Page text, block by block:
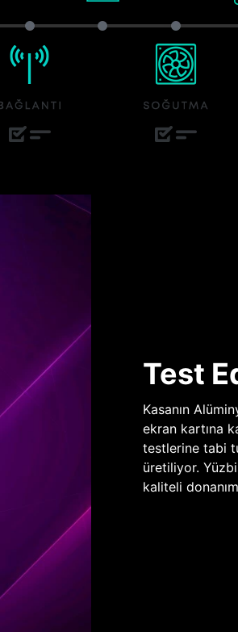
Test
Kasanın
ekran kartına
testlerine tabi
üretiliyor.
kaliteli